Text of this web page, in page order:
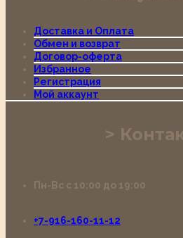
Доставка и Оплата
Обмен и возврат
Договор-оферта
Избранное
Регистрация
Мой аккаунт
Пн-Вс с 10:00 до 19:00
+7-916-160-11-12